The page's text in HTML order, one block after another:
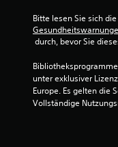
Bitte lesen Sie sich
durch, bevor Sie
unter exklusiver
Europe. Es gelten die
Vollständige